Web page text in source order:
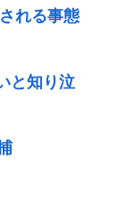
れる事態
と知り泣